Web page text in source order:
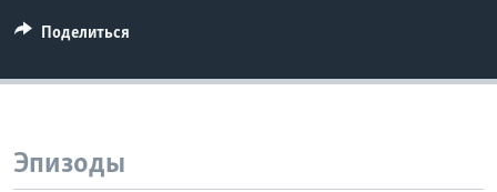
Поделиться
Эпизоды